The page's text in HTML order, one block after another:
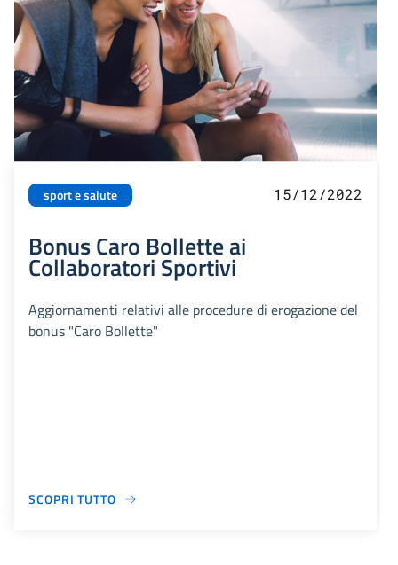
sport e salute 15/12/2022
Bonus Caro Bollette ai
Collaboratori Sportivi
Aggiornamenti relativi alle procedure di erogazione del
bonus "Caro Bollette"
SCOPRI TUTTO